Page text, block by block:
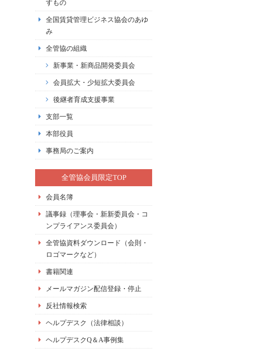
すもの
全国賃貸管理ビジネス協会のあゆ
み
全管協の組織
新事業・新商品開発委員会
会員拡大・少短拡大委員会
後継者育成支援事業
支部一覧
本部役員
事務局のご案内
全管協会員限定TOP
会員名簿
議事録（理事会・新新委員会・コ
ンプライアンス委員会）
全管協資料ダウンロード（会則・
ロゴマークなど）
書籍関連
メールマガジン配信登録・停止
反社情報検索
ヘルプデスク（法律相談）
ヘルプデスクQ＆A事例集